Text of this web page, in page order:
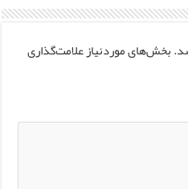
بخش‌های موردنیاز علامت‌گذاری